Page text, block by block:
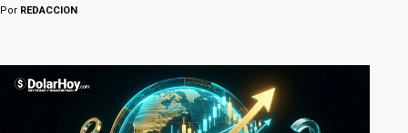
Por REDACCION